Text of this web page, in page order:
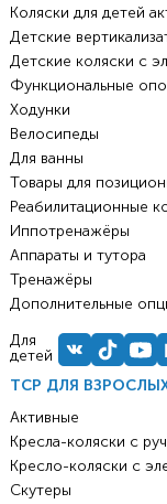
ТСР ДЛЯ
Активные
Кресла-коляски с
Кресло-коляски с
Скутеры
Коляски для детей
Детские
Детские коляски с
Функциональные
Ходунки
Велосипеды
Для ванны
Товары для
Реабилитационные
Иппотренажёры
Аппараты и тутора
Тренажёры
Дополнительные
Для
детей